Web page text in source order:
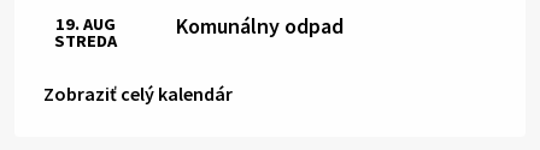
Komunálny odpad
19. AUG
STREDA
Zobraziť celý kalendár